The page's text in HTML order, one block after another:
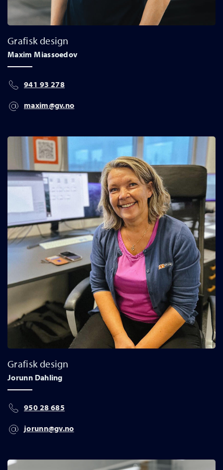
Grafisk design
Maxim Miassoedov
941 93 278
maxim@gv.no
Grafisk design
Jorunn Dahling
950 28 685
jorunn@gv.no